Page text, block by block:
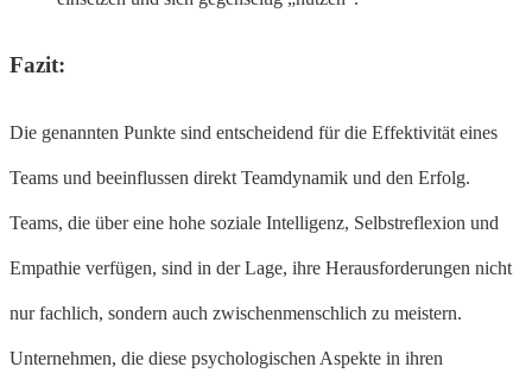
Fazit:
Die genannten Punkte sind entscheidend für die Effektivität eines
Teams und beeinflussen direkt Teamdynamik und den Erfolg.
Teams, die über eine hohe soziale Intelligenz, Selbstreflexion und
Empathie verfügen, sind in der Lage, ihre Herausforderungen nicht
nur fachlich, sondern auch zwischenmenschlich zu meistern.
Unternehmen, die diese psychologischen Aspekte in ihren